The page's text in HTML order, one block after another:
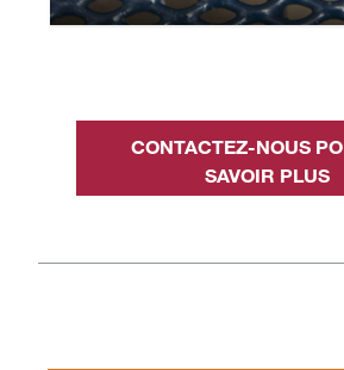
Notre solution pour
CONTACTEZ-NOUS
SAVOIR PLUS